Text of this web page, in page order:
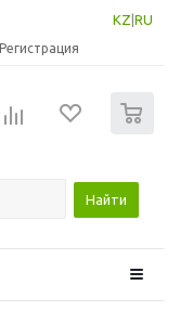
KZ RU
Регистрация
Найти